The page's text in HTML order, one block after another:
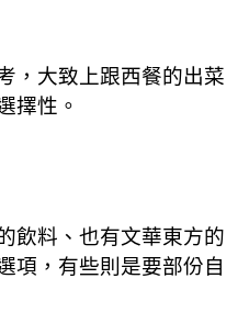
，大致上跟西餐的出菜
擇性。
飲料、也有文華東方的
項，有些則是要部份自